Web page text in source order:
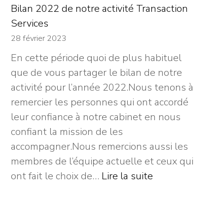
sur
NG
Travel
Bilan 2022 de notre activité Transaction
Services
28 février 2023
En cette période quoi de plus habituel
que de vous partager le bilan de notre
activité pour l’année 2022.Nous tenons à
remercier les personnes qui ont accordé
leur confiance à notre cabinet en nous
confiant la mission de les
accompagner.Nous remercions aussi les
membres de l’équipe actuelle et ceux qui
ont fait le choix de… Lire la suite